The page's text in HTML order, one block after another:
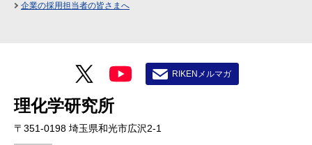
企業の採用担当者の皆さまへ
理化学研究所
〒351-0198 埼玉県和光市広沢2-1
RIKENメルマガ